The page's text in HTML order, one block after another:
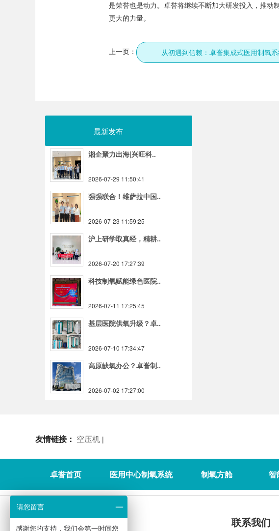
是荣誉也是动力。卓誉将继续不断加大研发投入，推动
更大的力量。
上一页：
最新发布
湘企聚力出海|兴旺科..
2026-07-29 11:50:41
强强联合！维萨拉中国..
2026-07-23 11:59:25
沪上研学取真经，精耕..
2026-07-20 17:27:39
科技制氧赋能绿色医院..
2026-07-11 17:25:45
基层医院供氧升级？卓..
2026-07-10 17:34:47
高原缺氧办公？卓誉制..
2026-07-02 17:27:00
友情链接： 空压机 |
卓誉首页 医用中心制氧系统 制氧方舱 智
联系我们
请您留言
感谢您的支持，我们会第一时间您